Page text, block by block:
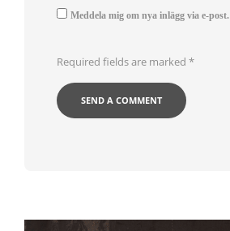
Meddela mig om nya inlägg via e-post.
Required fields are marked *